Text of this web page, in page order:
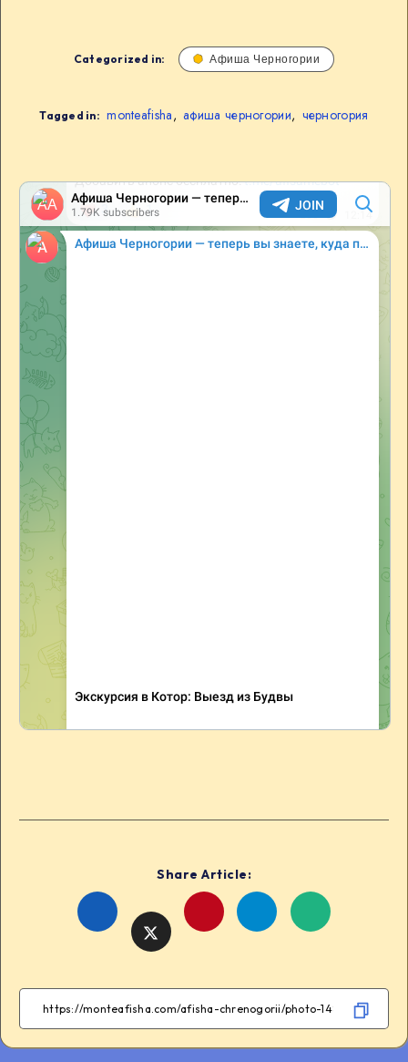
Categorized in: Афиша Черногории
Tagged in: monteafisha, афиша черногории, черногория
Share Article:
Share
Facebook
Share
Twitter
Share
Telegram
Share
WhatsApp